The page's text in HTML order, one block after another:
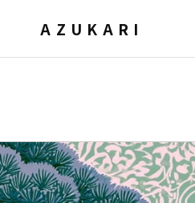
AZUKARI